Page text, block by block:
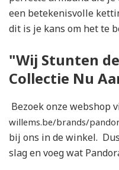
een betekenisvolle
dit is je kans om het te
"Wij Stunten
Collectie Nu
Bezoek onze webshop
willems.be/brands/
bij ons in de winkel.
slag en voeg wat